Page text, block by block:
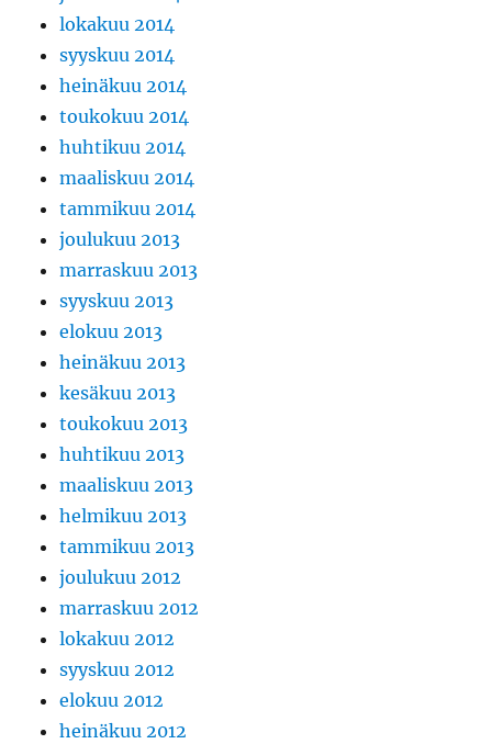
lokakuu 2014
syyskuu 2014
heinäkuu 2014
toukokuu 2014
huhtikuu 2014
maaliskuu 2014
tammikuu 2014
joulukuu 2013
marraskuu 2013
syyskuu 2013
elokuu 2013
heinäkuu 2013
kesäkuu 2013
toukokuu 2013
huhtikuu 2013
maaliskuu 2013
helmikuu 2013
tammikuu 2013
joulukuu 2012
marraskuu 2012
lokakuu 2012
syyskuu 2012
elokuu 2012
heinäkuu 2012